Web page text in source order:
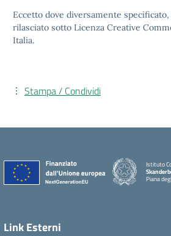
Eccetto dove diversamente
rilasciato sotto Licenza Creative
Italia.
Stampa / Condividi
Istituto
Piana
Link Esterni